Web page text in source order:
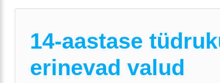
14-aastase
erinevad valud